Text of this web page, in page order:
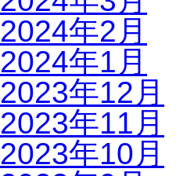
2024年2月
2024年1月
2023年12月
2023年11月
2023年10月